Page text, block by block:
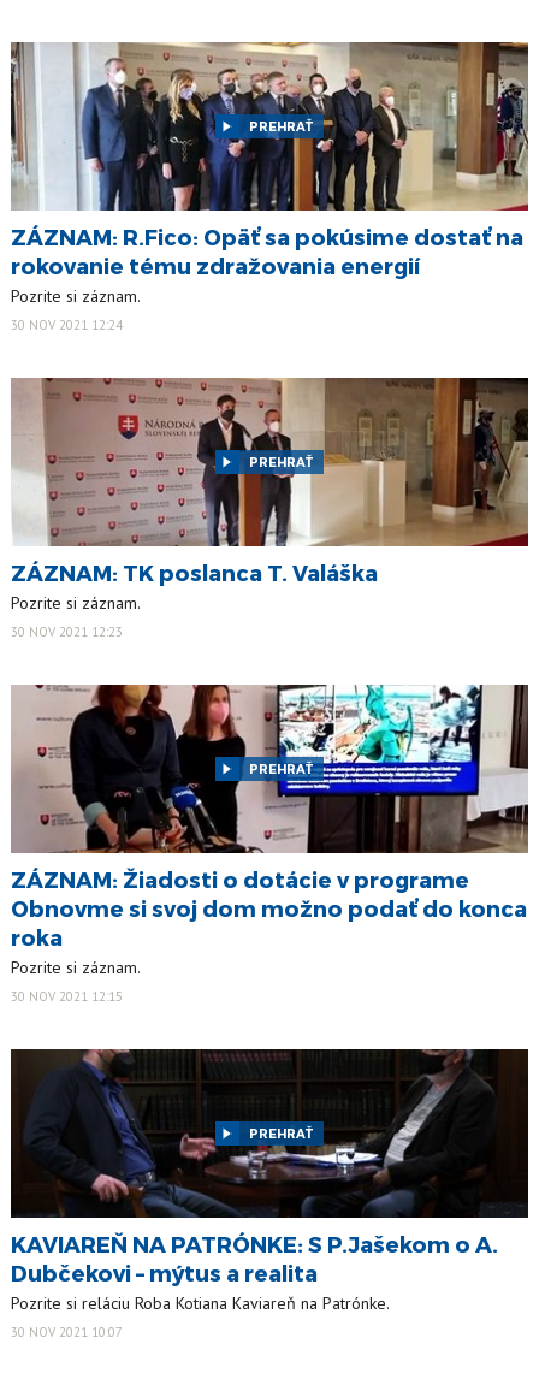
PREHRAŤ
ZÁZNAM: R.Fico: Opäť sa pokúsime dostať na
rokovanie tému zdražovania energií
Pozrite si záznam.
30 NOV 2021 12:24
PREHRAŤ
ZÁZNAM: TK poslanca T. Valáška
Pozrite si záznam.
30 NOV 2021 12:23
PREHRAŤ
ZÁZNAM: Žiadosti o dotácie v programe
Obnovme si svoj dom možno podať do konca
roka
Pozrite si záznam.
30 NOV 2021 12:15
PREHRAŤ
KAVIAREŇ NA PATRÓNKE: S P.Jašekom o A.
Dubčekovi – mýtus a realita
Pozrite si reláciu Roba Kotiana Kaviareň na Patrónke.
30 NOV 2021 10:07